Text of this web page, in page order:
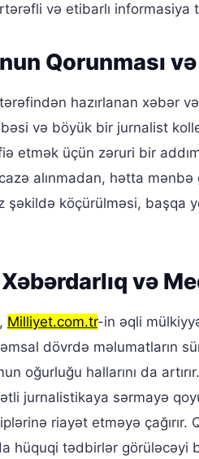
və etibarlı
Qorunması
tərəfindən hazırlanan xəbər
və böyük bir jurnalist
etmək üçün zəruri bir
alınmadan, hətta
şəkildə köçürülməsi, başqa
və
Milliyet.com.tr-in əqli
dövrdə məlumatların
oğurluğu hallarını da
jurnalistikaya sərmayə
riayət etməyə çağırır.
hüquqi tədbirlər görüləcəyi